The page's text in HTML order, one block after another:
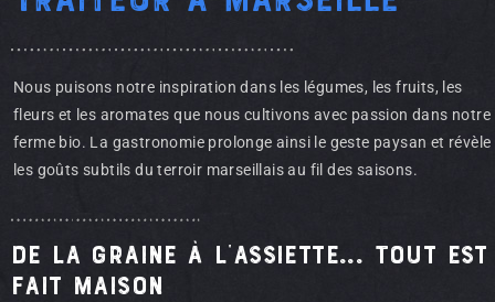
Nous puisons notre inspiration dans les légumes, les fruits, les
fleurs et les aromates que nous cultivons avec passion dans notre
ferme bio. La gastronomie prolonge ainsi le geste paysan et révèle
les goûts subtils du terroir marseillais au fil des saisons.
De la graine à l'assiette... Tout est
fait maison